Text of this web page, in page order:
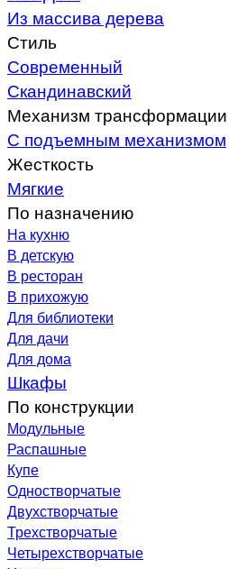
Из массива дерева
Стиль
Современный
Скандинавский
Механизм трансформации
С подъемным механизмом
Жесткость
Мягкие
По назначению
На кухню
В детскую
В ресторан
В прихожую
Для библиотеки
Для дачи
Для дома
Шкафы
По конструкции
Модульные
Распашные
Купе
Одностворчатые
Двухстворчатые
Трехстворчатые
Четырехстворчатые